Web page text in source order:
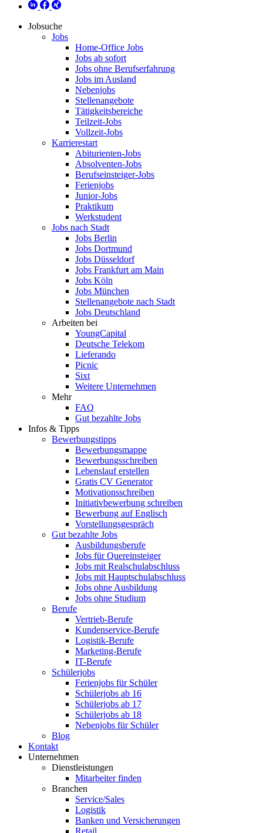
Jobsuche
Jobs
Home-Office Jobs
Jobs ab sofort
Jobs ohne Berufserfahrung
Jobs im Ausland
Nebenjobs
Stellenangebote
Tätigkeitsbereiche
Teilzeit-Jobs
Vollzeit-Jobs
Karrierestart
Abiturienten-Jobs
Absolventen-Jobs
Berufseinsteiger-Jobs
Ferienjobs
Junior-Jobs
Praktikum
Werkstudent
Jobs nach Stadt
Jobs Berlin
Jobs Dortmund
Jobs Düsseldorf
Jobs Frankfurt am Main
Jobs Köln
Jobs München
Stellenangebote nach Stadt
Jobs Deutschland
Arbeiten bei
YoungCapital
Deutsche Telekom
Lieferando
Picnic
Sixt
Weitere Unternehmen
Mehr
FAQ
Gut bezahlte Jobs
Infos & Tipps
Bewerbungstipps
Bewerbungsmappe
Bewerbungsschreiben
Lebenslauf erstellen
Gratis CV Generator
Motivationsschreiben
Initiativbewerbung schreiben
Bewerbung auf Englisch
Vorstellungsgespräch
Gut bezahlte Jobs
Ausbildungsberufe
Jobs für Quereinsteiger
Jobs mit Realschulabschluss
Jobs mit Hauptschulabschluss
Jobs ohne Ausbildung
Jobs ohne Studium
Berufe
Vertrieb-Berufe
Kundenservice-Berufe
Logistik-Berufe
Marketing-Berufe
IT-Berufe
Schülerjobs
Ferienjobs für Schüler
Schülerjobs ab 16
Schülerjobs ab 17
Schülerjobs ab 18
Nebenjobs für Schüler
Blog
Kontakt
Unternehmen
Dienstleistungen
Mitarbeiter finden
Branchen
Service/Sales
Logistik
Banken und Versicherungen
Retail